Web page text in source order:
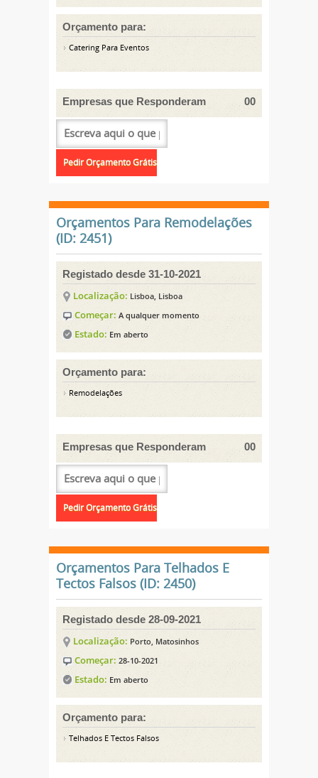
Orçamento para:
Catering Para Eventos
Empresas que Responderam 00
Orçamentos Para Remodelações
(ID: 2451)
Registado desde 31-10-2021
Localização: Lisboa, Lisboa
Começar: A qualquer momento
Estado: Em aberto
Orçamento para:
Remodelações
Empresas que Responderam 00
Orçamentos Para Telhados E
Tectos Falsos (ID: 2450)
Registado desde 28-09-2021
Localização: Porto, Matosinhos
Começar: 28-10-2021
Estado: Em aberto
Orçamento para:
Telhados E Tectos Falsos